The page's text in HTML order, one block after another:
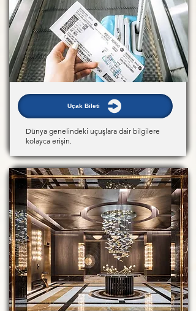
Uçak Bileti
Dünya genelindeki uçuşlara dair bilgilere
kolayca erişin.